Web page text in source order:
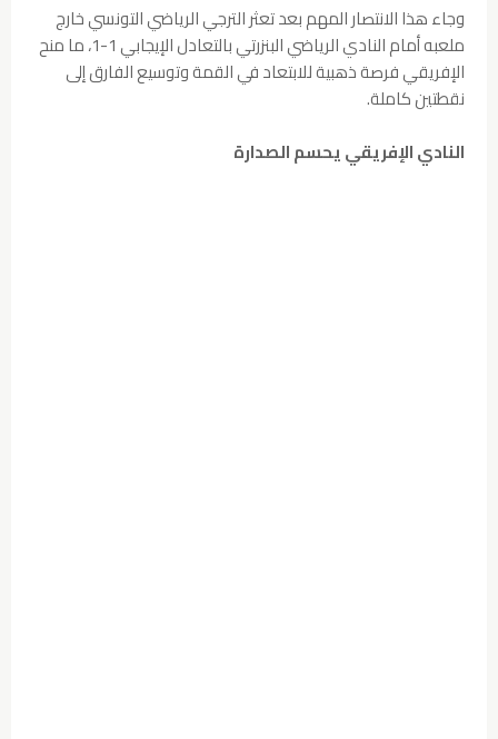
وجاء هذا الانتصار المهم بعد تعثر الترجي الرياضي التونسي خارج
ملعبه أمام النادي الرياضي البنزرتي بالتعادل الإيجابي 1-1، ما منح
الإفريقي فرصة ذهبية للابتعاد في القمة وتوسيع الفارق إلى
نقطتين كاملة.
النادي الإفريقي يحسم الصدارة